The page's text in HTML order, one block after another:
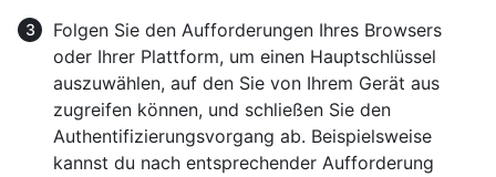
Folgen Sie den Aufforderungen Ihres Browsers
oder Ihrer Plattform, um einen Hauptschlüssel
auszuwählen, auf den Sie von Ihrem Gerät aus
zugreifen können, und schließen Sie den
Authentifizierungsvorgang ab. Beispielsweise
kannst du nach entsprechender Aufforderung